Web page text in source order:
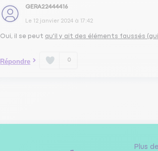
GERA22444416
Le 12 janvier 2024 à 17:42
Oui, il se peut qu'il y ait des éléments faussés
Répondre 0
Plus de